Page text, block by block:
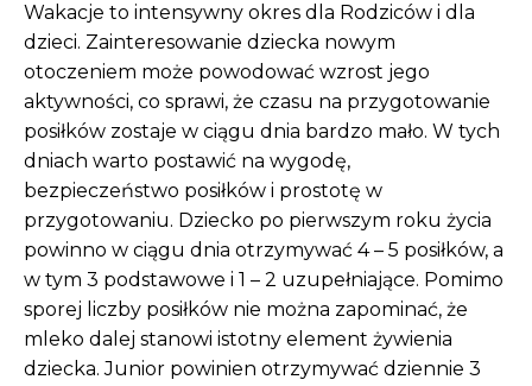
Wakacje to intensywny okres dla Rodziców i dla
dzieci. Zainteresowanie dziecka nowym
otoczeniem może powodować wzrost jego
aktywności, co sprawi, że czasu na przygotowanie
posiłków zostaje w ciągu dnia bardzo mało. W tych
dniach warto postawić na wygodę,
bezpieczeństwo posiłków i prostotę w
przygotowaniu. Dziecko po pierwszym roku życia
powinno w ciągu dnia otrzymywać 4 – 5 posiłków, a
w tym 3 podstawowe i 1 – 2 uzupełniające. Pomimo
sporej liczby posiłków nie można zapominać, że
mleko dalej stanowi istotny element żywienia
dziecka. Junior powinien otrzymywać dziennie 3